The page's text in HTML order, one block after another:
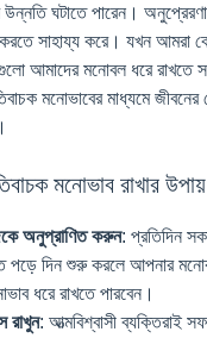
উন্নতি ঘটাতে পারেন।
সাহায্য করে। যখন আমরা
আমাদের মনোবল ধরে রাখতে
মনোভাবের মাধ্যমে
মনোভাব রাখার উপায়
অনুপ্রাণিত করুন: প্রতিদিন
পড়ে দিন শুরু করলে আপনার
ধরে রাখতে পারবেন।
রাখুন: আত্মবিশ্বাসী ব্যক্তিরাই